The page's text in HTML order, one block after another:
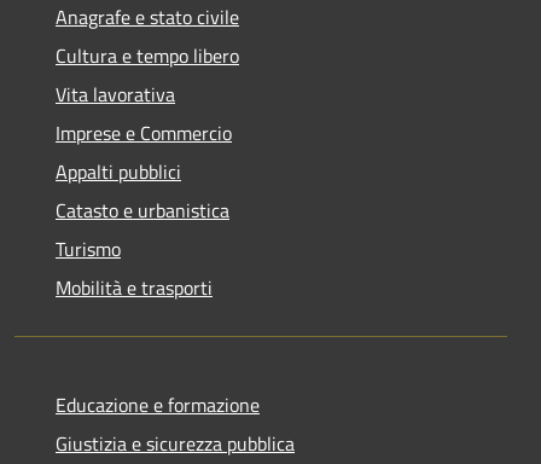
Anagrafe e stato civile
Cultura e tempo libero
Vita lavorativa
Imprese e Commercio
Appalti pubblici
Catasto e urbanistica
Turismo
Mobilità e trasporti
Educazione e formazione
Giustizia e sicurezza pubblica